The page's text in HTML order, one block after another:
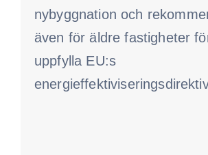
nybyggnation och
även för äldre fastigheter
uppfylla EU:s